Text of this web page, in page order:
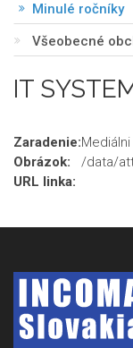
Minulé ročníky
Všeobecné
IT
Zaradenie:
Obrázok:
/data/
URL linka: